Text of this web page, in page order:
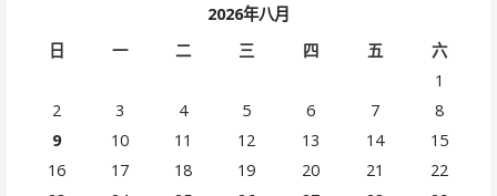
2026年八月
日
一 二 三 四 五
六
1
2
3 4 5 6 7
8
9
10 11 12 13 14
15
16
17 18 19 20 21
22